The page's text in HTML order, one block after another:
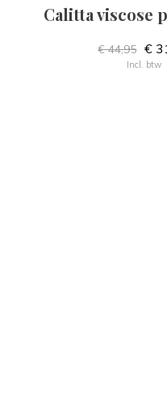
Calitta viscose
€ 44,95 €
Incl. btw